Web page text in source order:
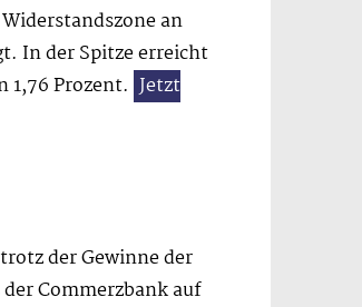
an
In der Spitze erreicht
1,76 Prozent. Jetzt
der Gewinne der
Commerzbank auf